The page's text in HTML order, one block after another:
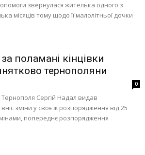
звернулася жителька одного з
місяців тому щодо її малолітньої дочки
поламані кінцівки
тернополяни
0
Сергій Надал видав
зміни у своє ж розпорядження від 25
попереднє розпорядження